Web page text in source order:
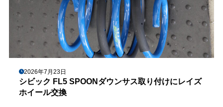
2026年7月23日
シビック FL5 SPOONダウンサス取り付けにレイズ
ホイール交換